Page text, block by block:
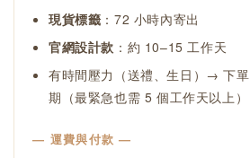
現貨標籤 ：72 小時內寄出
官網設計款 ：約 10–15 工作天
有時間壓力（送禮、生日）→ 下
期（最緊急也需 5 個工作天以上）
— 運費與付款 —